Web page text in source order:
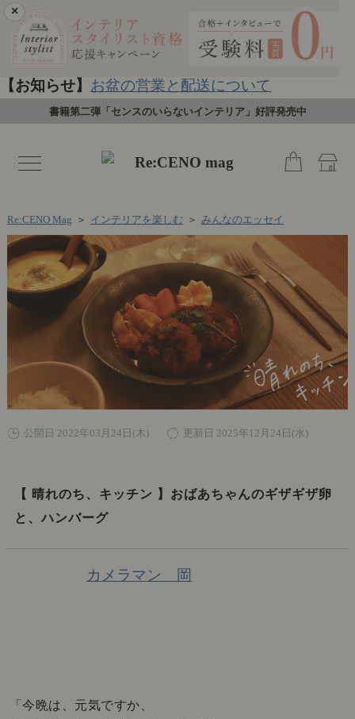
×
【お知らせ】 お盆の営業と配送について
書籍第二弾「センスのいらないインテリア」好評発売中
toggle
navigation
Re:CENO Mag ＞ インテリアを楽しむ ＞ みんなのエッセイ
公開日 2022年03月24日(木) 更新日 2025年12月24日(水)
【 晴れのち、キッチン 】おばあちゃんのギザギザ卵
と、ハンバーグ
カメラマン 岡
「今晩は、元気ですか、